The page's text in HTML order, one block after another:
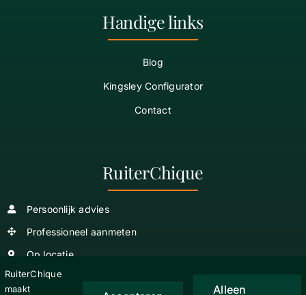
Handige links
Blog
Kingsley Configurator
Contact
RuiterChique
Persoonlijk advies
Professioneel aanmeten
Op locatie
RuiterChique
maakt
Alleen